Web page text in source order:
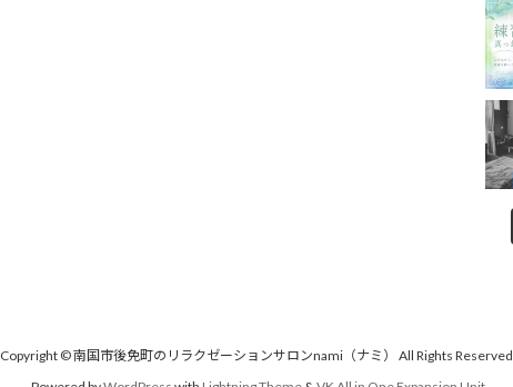
Copyright © 南国市後免町のリラクゼーションサロンnami（ナミ） All Rights Reserved.